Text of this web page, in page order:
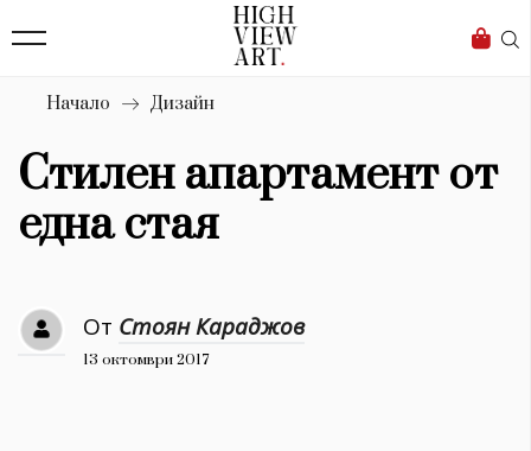
Бизнес
Мода
Dialogue
Изкуство
4340
Красота
777
Начало Дизайн
Стилен апартамент от
една стая
От Стоян Караджов
13 октомври 2017